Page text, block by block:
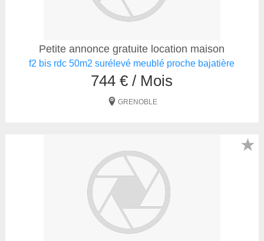
Petite annonce gratuite location maison
f2 bis rdc 50m2 surélevé meublé proche bajatière
744 € / Mois
GRENOBLE
★